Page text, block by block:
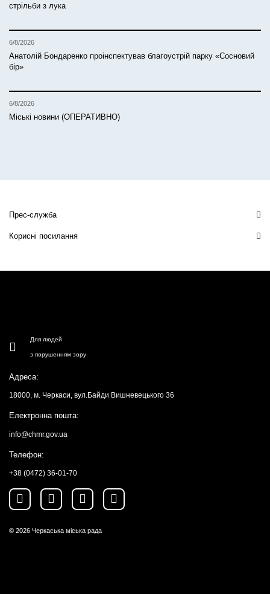
стрільби з лука
6/8/2026
Анатолій Бондаренко проінспектував благоустрій парку «Сосновий
бір»
6/8/2026
Міські новини (ОПЕРАТИВНО)
Прес-служба
Корисні посилання
Для людей
з порушенням зору
Адреса:
18000, м. Черкаси, вул.Байди Вишневецького 36
Електронна пошта:
info@chmr.gov.ua
Телефон:
+38 (0472) 36-01-70
© 2026 Черкаська міська рада